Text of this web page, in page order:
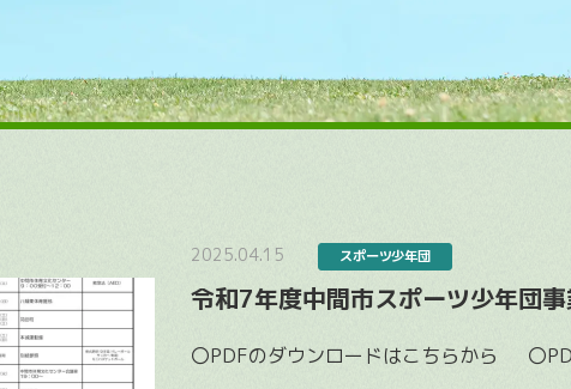
2025.04.15 スポーツ少年団
令和7年度中間市スポーツ少年団
〇PDFのダウンロードはこちらから 〇